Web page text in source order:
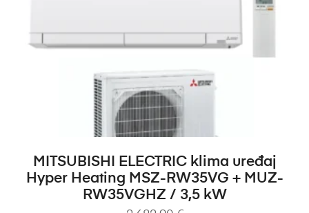
DODAJ U KOŠARICU
MITSUBISHI ELECTRIC klima uređaj
Hyper Heating MSZ-RW35VG + MUZ-
RW35VGHZ / 3,5 kW